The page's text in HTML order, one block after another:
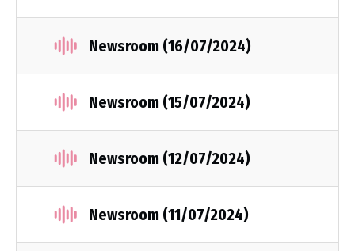
Newsroom (16/07/2024)
Newsroom (15/07/2024)
Newsroom (12/07/2024)
Newsroom (11/07/2024)